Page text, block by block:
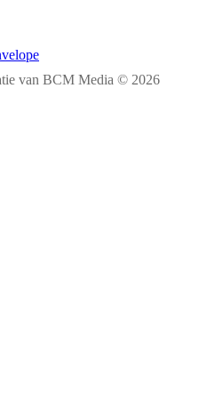
van BCM Media © 2026